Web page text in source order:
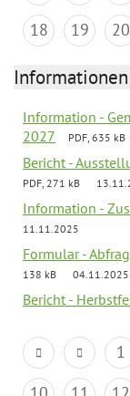
18
19 20
Information -
2027
PDF, 635 kB
Bericht -
PDF, 271 kB
Information -
11.11.2025
Formular -
138 kB
04.11.2025
Bericht -
1